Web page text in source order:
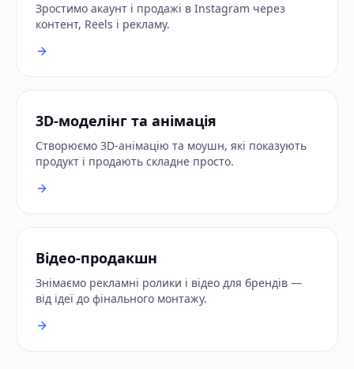
Зростимо акаунт і продажі в Instagram через
контент, Reels і рекламу.
3D-моделінг та анімація
Створюємо 3D-анімацію та моушн, які показують
продукт і продають складне просто.
Відео-продакшн
Знімаємо рекламні ролики і відео для брендів —
від ідеї до фінального монтажу.